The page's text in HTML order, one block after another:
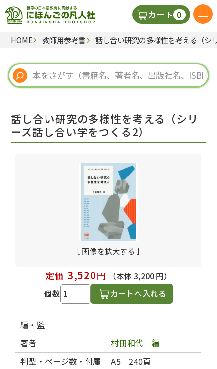
カート 0
日本語の教科書
視聴覚・補助教材
教師用参考書
HOME 教師用参考書 話し合い研究の多様性を考える（シ
話し合い研究の多様性を考える（シリ
ーズ話し合い学をつくる2）
［ 画像を拡大する ］
定価 3,520円
（本体 3,200 円）
個数
カートへ入れる
編・監
著者
村田和代 編
判型・ページ数・付属
A5 240頁